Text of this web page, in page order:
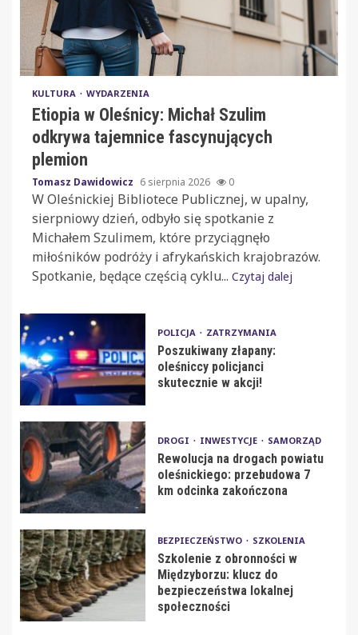
KULTURA WYDARZENIA
Etiopia w Oleśnicy: Michał Szulim
odkrywa tajemnice fascynujących
plemion
Tomasz Dawidowicz 6 sierpnia 2026 0
W Oleśnickiej Bibliotece Publicznej, w upalny,
sierpniowy dzień, odbyło się spotkanie z
Michałem Szulimem, które przyciągnęło
miłośników podróży i afrykańskich krajobrazów.
Spotkanie, będące częścią cyklu... Czytaj dalej
POLICJA ZATRZYMANIA
Poszukiwany złapany:
oleśniccy policjanci
skutecznie w akcji!
DROGI INWESTYCJE SAMORZĄD
Rewolucja na drogach powiatu
oleśnickiego: przebudowa 7
km odcinka zakończona
BEZPIECZEŃSTWO SZKOLENIA
Szkolenie z obronności w
Międzyborzu: klucz do
bezpieczeństwa lokalnej
społeczności